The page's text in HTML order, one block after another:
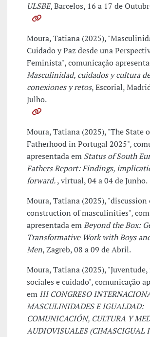
ULSBE, Barcelos, 16 a 17 de
Moura, Tatiana (2025),
Cuidado y Paz desde una
Feminista", comunicação
Masculinidad, cuidados y cultura
conexiones y retos, Escorial,
Julho.
Moura, Tatiana (2025), "The State
Fatherhood in Portugal 2025",
apresentada em Status of South
Fathers Report: Findings,
forward., virtual, 04 a 04 de Junho.
Moura, Tatiana (2025), "discussion
construction of masculinities",
apresentada emBeyond the Box:
Transformative Work with Boys
Men, Zagreb, 08 a 09 de Abril.
Moura, Tatiana (2025), "Juventude,
sociales e cuidado", comunicação
em III CONGRESO
MASCULINIDADES E IGUALDAD:
COMUNICACIÓN, CULTURA Y
AUDIOVISUALES (CIMASCIGUAL